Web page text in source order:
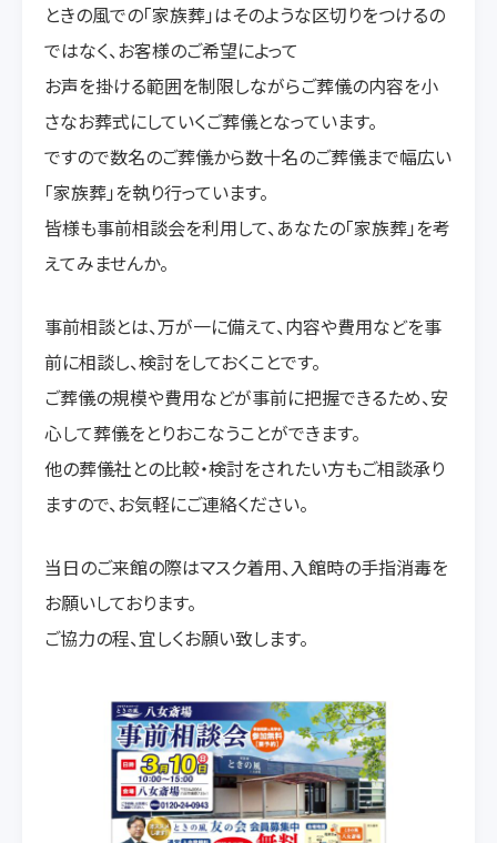
ときの風での「家族葬」はそのような区切りをつけるの
ではなく、お客様のご希望によって
お声を掛ける範囲を制限しながらご葬儀の内容を小
さなお葬式にしていくご葬儀となっています。
ですので数名のご葬儀から数十名のご葬儀まで幅広い
「家族葬」を執り行っています。
皆様も事前相談会を利用して、あなたの「家族葬」を考
えてみませんか。
事前相談とは、万が一に備えて、内容や費用などを事
前に相談し、検討をしておくことです。
ご葬儀の規模や費用などが事前に把握できるため、安
心して葬儀をとりおこなうことができます。
他の葬儀社との比較・検討をされたい方もご相談承り
ますので、お気軽にご連絡ください。
当日のご来館の際はマスク着用、入館時の手指消毒を
お願いしております。
ご協力の程、宜しくお願い致します。